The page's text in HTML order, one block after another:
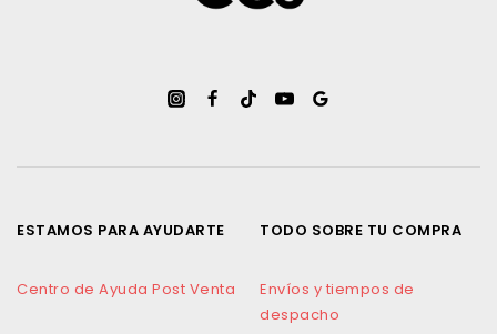
ESTAMOS PARA AYUDARTE
Centro de Ayuda Post Venta
TODO SOBRE TU COMPRA
Envíos y tiempos de
despacho